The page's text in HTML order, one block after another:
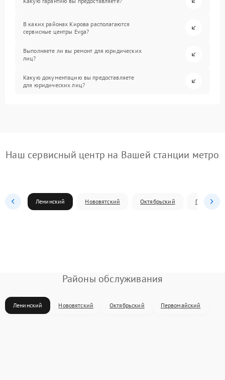
В каких районах Кирова располагаются
сервисные центры Evga?
Выполняете ли вы ремонт для юридических
лиц?
Какую документацию вы предоставляете
для юридических лиц?
Наш сервисный центр на Вашей станции метро
Ленинский Нововятский Октябрьский
Районы обслуживания
Ленинский Нововятский Октябрьский Первомайский